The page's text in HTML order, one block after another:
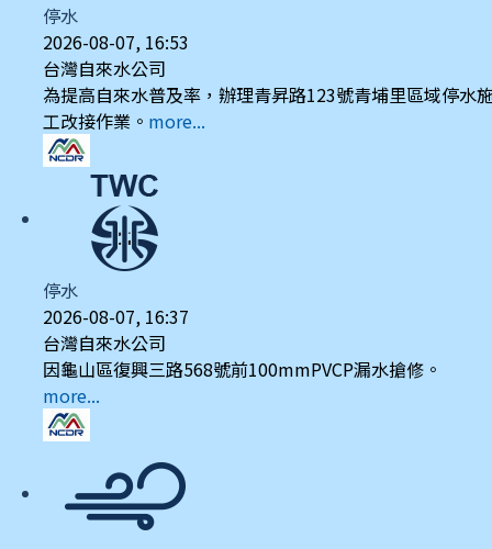
停水
2026-08-07, 16:53
台灣自來水公司
為提高自來水普及率，辦理青昇路123號青埔里區域停水
工改接作業。 more...
停水
2026-08-07, 16:37
台灣自來水公司
因龜山區復興三路568號前100mmPVCP漏水搶修。
more...